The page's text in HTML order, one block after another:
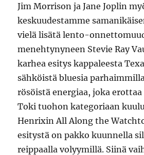
Jim Morrison ja Jane Joplin
keskuudestamme
vielä lisätä lento-
menehtynyneen Stevie Ray
karhea esitys kappaleesta
sähköistä bluesia
rösöistä energiaa, joka
Toki tuohon kategoriaan
Henrixin All Along the
esitystä on pakko kuunnella
reippaalla volyymillä. Siinä